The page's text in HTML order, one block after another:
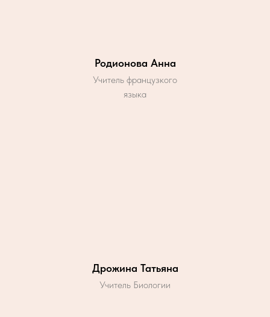
Родионова Анна
Учитель французкого
языка
Дрожина Татьяна
Учитель Биологии